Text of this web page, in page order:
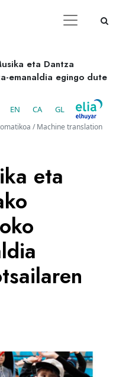
eta Dantza
emanaldia egingo dute
EN CA GL
/ Machine translation
eta